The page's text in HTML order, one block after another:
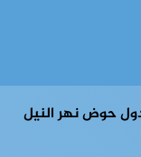
حوض نهر النيل